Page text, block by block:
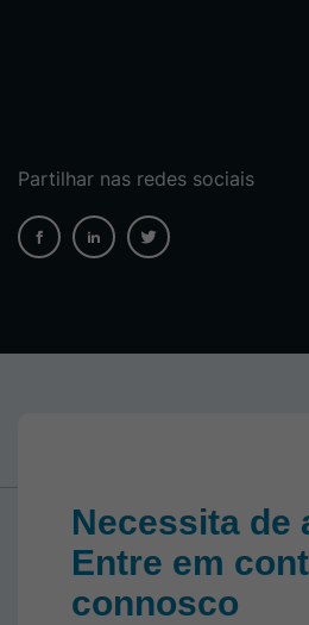
Partilhar nas redes sociais
Necessita de
Entre em
connosco